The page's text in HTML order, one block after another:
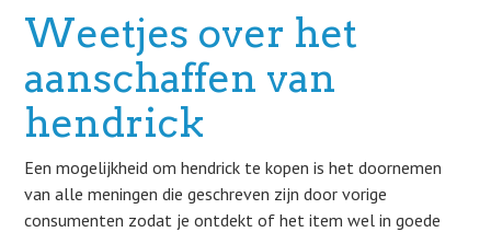
Weetjes over het
aanschaffen van
hendrick
Een mogelijkheid om hendrick te kopen is het doornemen
van alle meningen die geschreven zijn door vorige
consumenten zodat je ontdekt of het item wel in goede